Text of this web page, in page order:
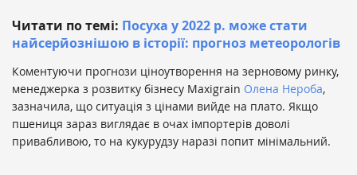
Читати по темі: Посуха у 2022 р. може стати
найсерйознішою в історії: прогноз метеорологів
Коментуючи прогнози ціноутворення на зерновому ринку,
менеджерка з розвитку бізнесу Maxigrain Олена Нероба,
зазначила, що ситуація з цінами вийде на плато. Якщо
пшениця зараз виглядає в очах імпортерів доволі
привабливою, то на кукурудзу наразі попит мінімальний.